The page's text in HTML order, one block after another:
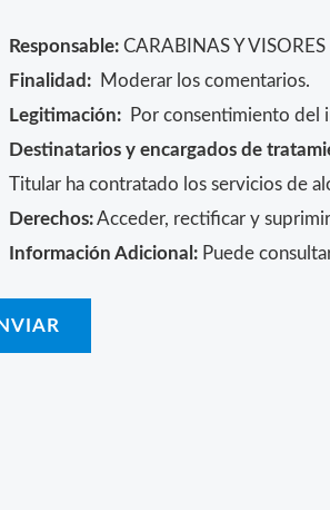
Responsable:CARABINAS Y
Finalidad:Moderar los comentarios.
Legitimación:Por consentimiento del
Destinatarios y encargados de
Titular ha contratado los servicios de
Derechos:Acceder, rectificar y
Información Adicional:Puede